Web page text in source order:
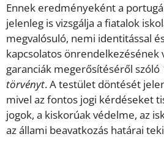
Ennek eredményeként a
jelenleg is vizsgálja a fiatalok
megvalósuló, nemi identitással
kapcsolatos önrendelkezésének
garanciák megerősítéséről szóló
törvényt. A testület döntését
mivel az fontos jogi kérdéseket
jogok, a kiskorúak védelme, az
az állami beavatkozás határai